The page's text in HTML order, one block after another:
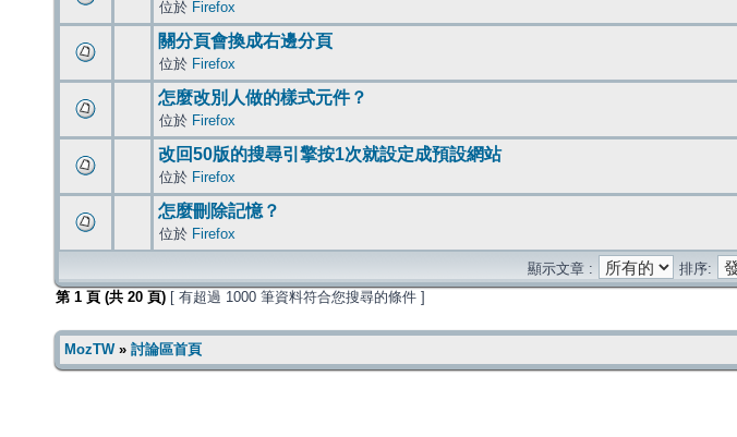
位於 Firefox
關分頁會換成右邊分頁
位於 Firefox
怎麼改別人做的樣式元件？
位於 Firefox
改回50版的搜尋引擎按1次就設定成預設網站
位於 Firefox
怎麼刪除記憶？
位於 Firefox
顯示文章 :
排序:
第 1 頁 (共 20 頁) [ 有超過 1000 筆資料符合您搜尋的條件 ]
MozTW» 討論區首頁